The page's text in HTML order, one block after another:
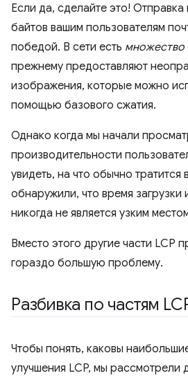
Если да, сделайте это! Отправка
байтов вашим пользователям
победой. В сети есть множество
прежнему предоставляют
изображения, которые можно
помощью базового сжатия.
Однако когда мы начали
производительности
увидеть, на что обычно тратится
обнаружили, что время
никогда не является узким
Вместо этого другие части LCP
гораздо большую проблему.
Разбивка по частям
Чтобы понять, каковы
улучшения LCP, мы рассмотрели